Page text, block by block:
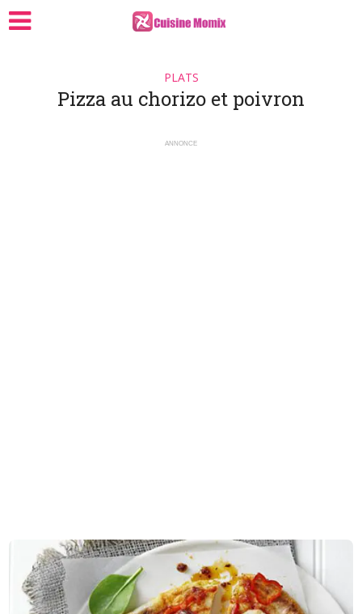
PLATS
Pizza au chorizo et poivron
ANNONCE